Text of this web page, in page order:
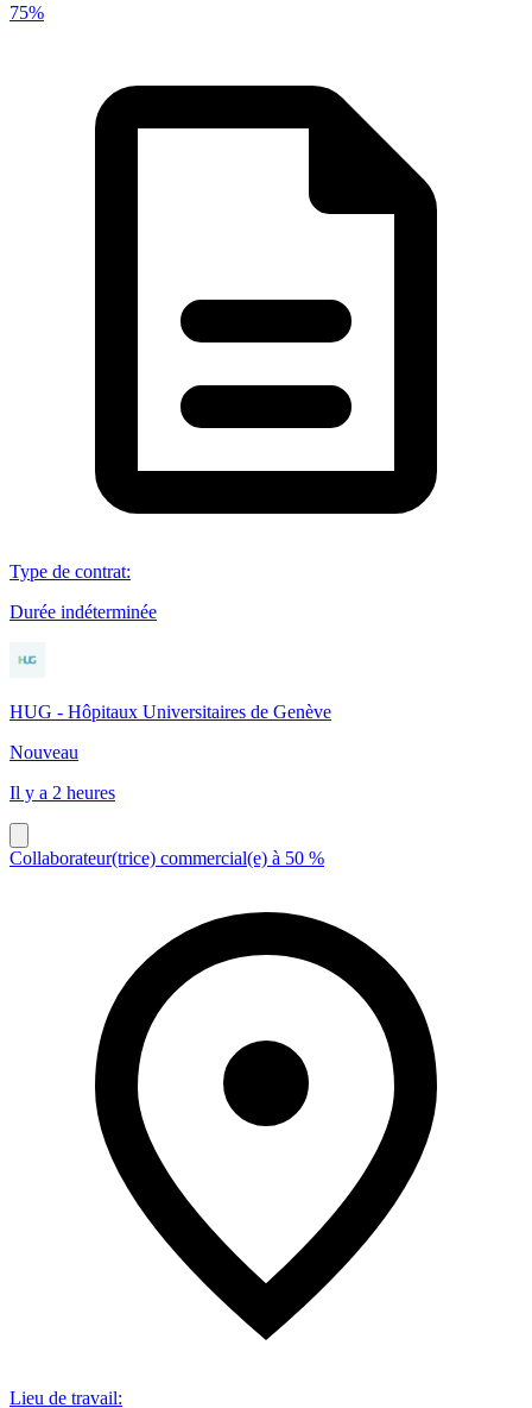
75%
Type de contrat:
Durée indéterminée
HUG - Hôpitaux Universitaires de Genève
Nouveau
Il y a 2 heures
Collaborateur(trice) commercial(e) à 50 %
Lieu de travail: